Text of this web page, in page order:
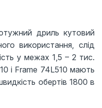
дриль кутовий
використання, слід
у межах 1,5 – 2 тис.
і Frame 74L510 мають
обертів 1800 в